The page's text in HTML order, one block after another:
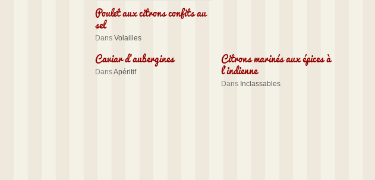
Poulet aux citrons confits au
sel
Dans Volailles
Caviar d’aubergines
DansApéritif
Citrons marinés aux épices à
l’indienne
Dans Inclassables